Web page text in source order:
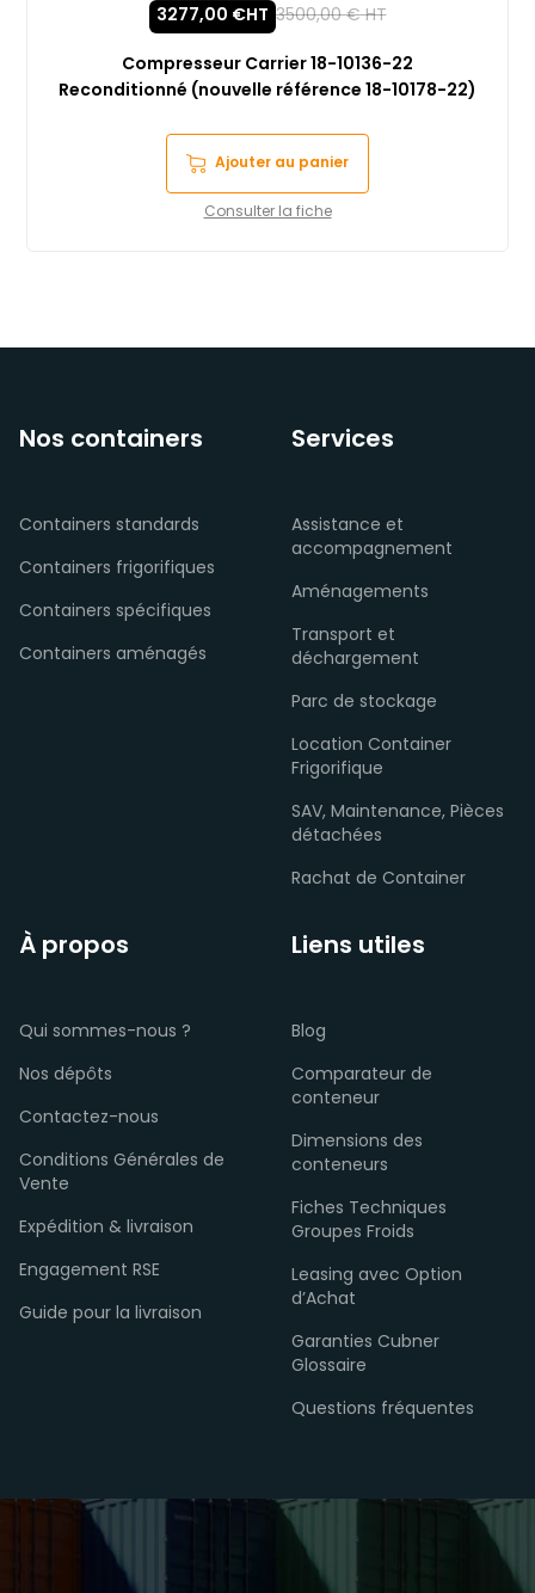
Compresseur Carrier 18-10136-22
Reconditionné (nouvelle référence 18-10178-22)
3277,00 €HT 3500,00€HT
Ajouter au panier
Consulter la fiche
Nos containers
Containers standards
Containers frigorifiques
Containers spécifiques
Containers aménagés
Services
Assistance et
accompagnement
Aménagements
Transport et
déchargement
Parc de stockage
Location Container
Frigorifique
SAV, Maintenance, Pièces
détachées
Rachat de Container
À propos
Qui sommes-nous ?
Nos dépôts
Contactez-nous
Conditions Générales de
Vente
Expédition & livraison
Engagement RSE
Guide pour la livraison
Liens utiles
Blog
Comparateur de
conteneur
Dimensions des
conteneurs
Fiches Techniques
Groupes Froids
Leasing avec Option
d’Achat
Garanties Cubner
Glossaire
Questions fréquentes